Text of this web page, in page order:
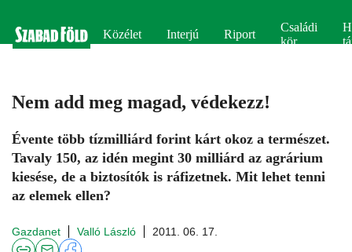
Közélet Interjú Riport
Családi
kör
Nem add meg magad, védekezz!
Évente több tízmilliárd forint kárt okoz a természet.
Tavaly 150, az idén megint 30 milliárd az agrárium
kiesése, de a biztosítók is ráfizetnek. Mit lehet tenni
az elemek ellen?
Gazdanet Valló László 2011. 06. 17.